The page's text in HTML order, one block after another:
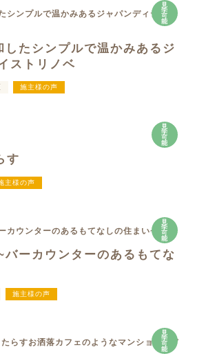
見
学
可
能
したシンプルで温かみあるジ
ストリノベ
施主様の声
見
学
可
能
す
主様の声
見
学
可
能
バーカウンターのあるもてな
施主様の声
見
学
可
能